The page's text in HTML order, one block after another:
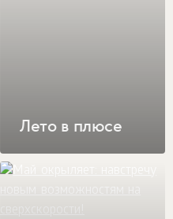
Лето в плюсе